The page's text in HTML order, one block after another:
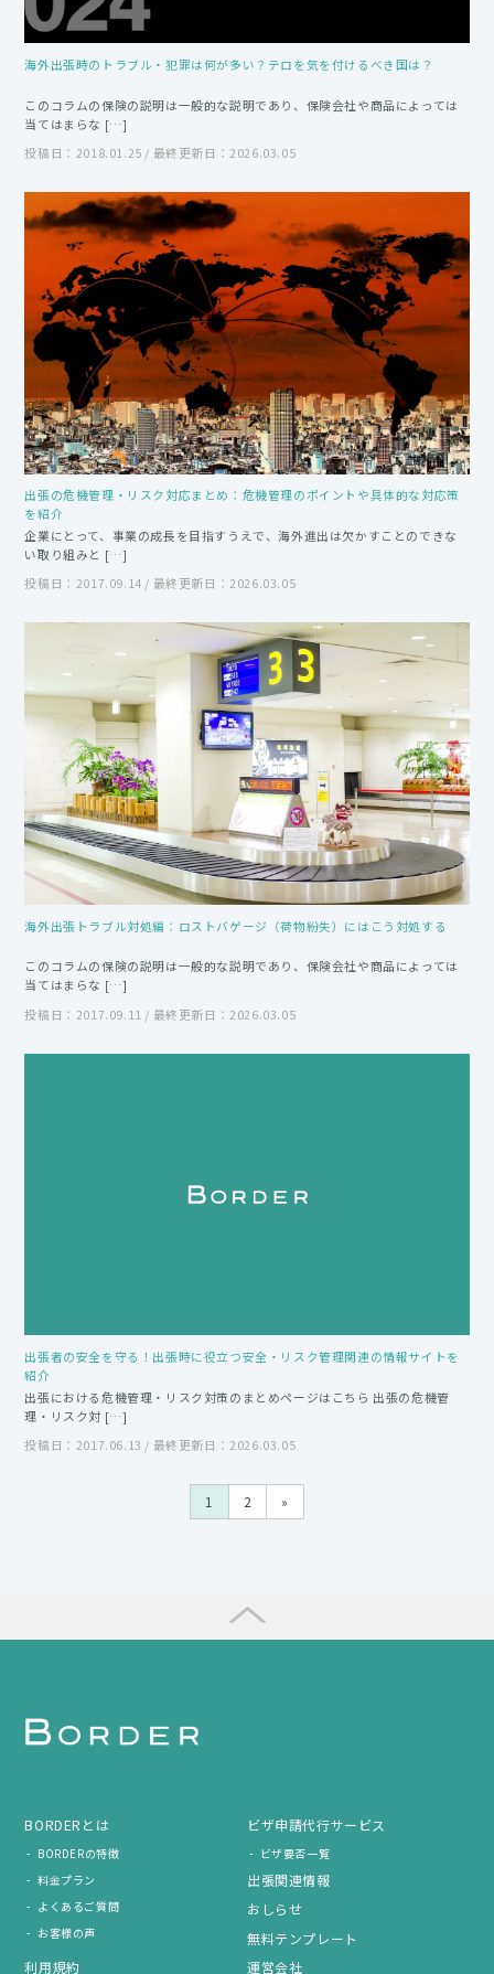
海外出張時のトラブル・犯罪は何が多い？テロを気を付けるべき国は？
このコラムの保険の説明は一般的な説明であり、保険会社や商品によっては
当てはまらな […]
投稿日：2018.01.25 / 最終更新日：2026.03.05
出張の危機管理・リスク対応まとめ：危機管理のポイントや具体的な対応策
を紹介
企業にとって、事業の成長を目指すうえで、海外進出は欠かすことのできな
い取り組みと […]
投稿日：2017.09.14 / 最終更新日：2026.03.05
海外出張トラブル対処編：ロストバゲージ（荷物紛失）にはこう対処する
このコラムの保険の説明は一般的な説明であり、保険会社や商品によっては
当てはまらな […]
投稿日：2017.09.11 / 最終更新日：2026.03.05
出張者の安全を守る！出張時に役立つ安全・リスク管理関連の情報サイトを
紹介
出張における危機管理・リスク対策のまとめページはこちら 出張の危機管
理・リスク対 […]
投稿日：2017.06.13 / 最終更新日：2026.03.05
1 2 »
BORDERとは
BORDERの特徴
料金プラン
よくあるご質問
お客様の声
ビザ申請代行サービス
ビザ要否一覧
出張関連情報
おしらせ
無料テンプレート
利用規約
運営会社